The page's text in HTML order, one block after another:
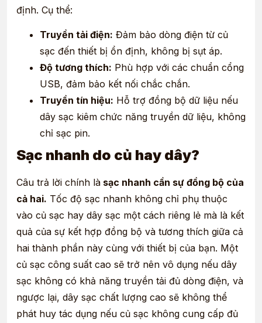
định. Cụ thể:
Truyền tải điện: Đảm bảo dòng điện từ củ
sạc đến thiết bị ổn định, không bị sụt áp.
Độ tương thích: Phù hợp với các chuẩn cổng
USB, đảm bảo kết nối chắc chắn.
Truyền tín hiệu: Hỗ trợ đồng bộ dữ liệu nếu
dây sạc kiêm chức năng truyền dữ liệu, không
chỉ sạc pin.
Sạc nhanh do củ hay dây?
Câu trả lời chính là sạc nhanh cần sự đồng bộ của
cả hai. Tốc độ sạc nhanh không chỉ phụ thuộc
vào củ sạc hay dây sạc một cách riêng lẻ mà là kết
quả của sự kết hợp đồng bộ và tương thích giữa cả
hai thành phần này cùng với thiết bị của bạn. Một
củ sạc công suất cao sẽ trở nên vô dụng nếu dây
sạc không có khả năng truyền tải đủ dòng điện, và
ngược lại, dây sạc chất lượng cao sẽ không thể
phát huy tác dụng nếu củ sạc không cung cấp đủ